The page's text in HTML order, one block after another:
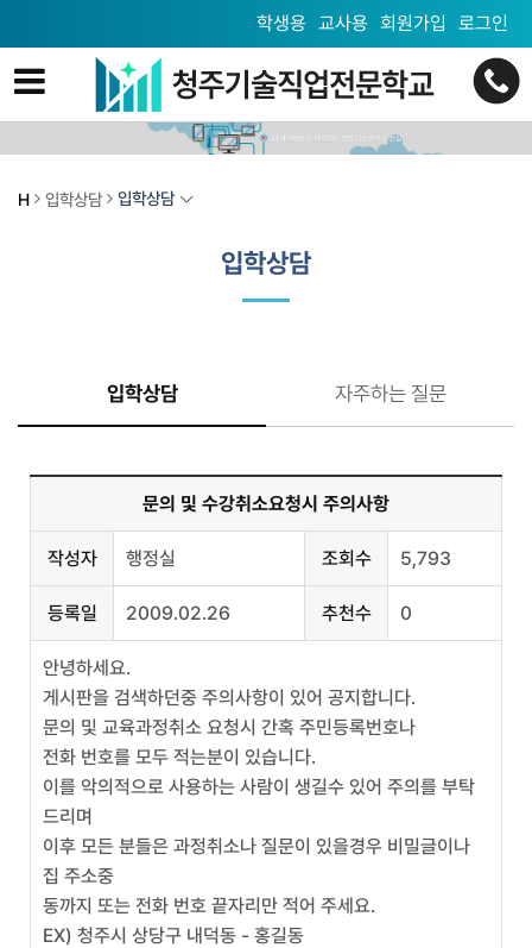
학생용 교사용 회원가입 로그인
H 입학상담 입학상담
입학상담
입학상담 자주하는 질문
문의 및 수강취소요청시 주의사항
작성자 행정실 조회수 5,793
등록일 2009.02.26 추천수 0
안녕하세요.
게시판을 검색하던중 주의사항이 있어 공지합니다.
문의 및 교육과정취소 요청시 간혹 주민등록번호나
전화 번호를 모두 적는분이 있습니다.
이를 악의적으로 사용하는 사람이 생길수 있어 주의를 부탁
드리며
이후 모든 분들은 과정취소나 질문이 있을경우 비밀글이나
집 주소중
동까지 또는 전화 번호 끝자리만 적어 주세요.
EX) 청주시 상당구 내덕동 - 홍길동